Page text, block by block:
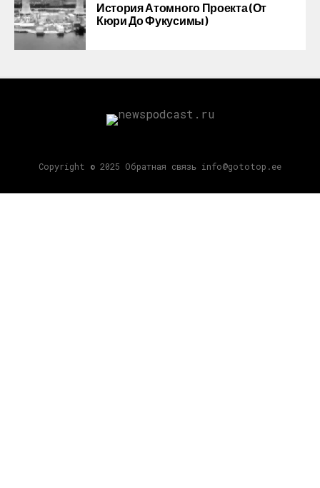
История Атомного Проекта (от
Кюри До Фукусимы)
Copyright © 2025 Обратная связь info@gototop.ee